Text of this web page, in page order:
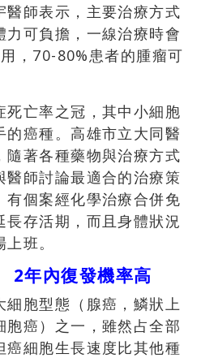
醫師表示，主要治療方式
可負擔，一線治療時會
，70-80%患者的腫瘤可
死亡率之冠，其中小細胞
的癌種。高雄市立大同醫
隨著各種藥物與治療方式
醫師討論最適合的治療策
有個案經化學治療合併免
存活期，而且身體狀況
班。
年內復發機率高
胞型態（腺癌，鱗狀上
胞癌）之一，雖然占全部
癌細胞生長速度比其他種